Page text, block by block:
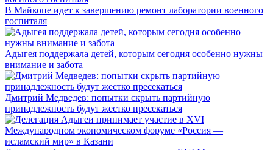
В Майкопе идет к завершению ремонт лаборатории военного
госпиталя
Адыгея поддержала детей, которым сегодня особенно нужны
внимание и забота
Дмитрий Медведев: попытки скрыть партийную
принадлежность будут жестко пресекаться